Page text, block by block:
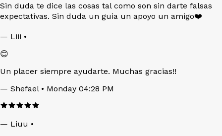
Sin duda te dice las cosas tal como son sin darte falsas
expectativas. Sin duda un guia un apoyo un amigo❤️
— Liii •
😊
Un placer siempre ayudarte. Muchas gracias!!
— Shefael• Monday 04:28 PM
— Liuu •